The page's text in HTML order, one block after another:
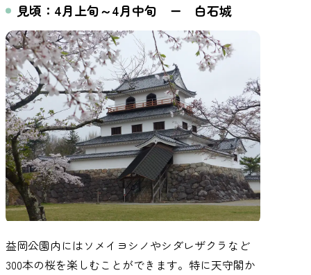
見頃：4月上旬～4月中旬 ー 白石城
益岡公園内にはソメイヨシノやシダレザクラなど
300本の桜を楽しむことができます。特に天守閣か